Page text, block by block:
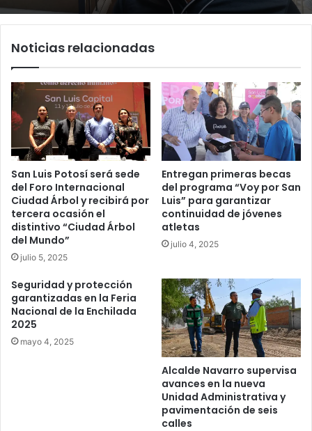
Noticias relacionadas
San Luis Potosí será sede
del Foro Internacional
Ciudad Árbol y recibirá por
tercera ocasión el
distintivo “Ciudad Árbol
del Mundo”
julio 5, 2025
Entregan primeras becas
del programa “Voy por San
Luis” para garantizar
continuidad de jóvenes
atletas
julio 4, 2025
Seguridad y protección
garantizadas en la Feria
Nacional de la Enchilada
2025
mayo 4, 2025
Alcalde Navarro supervisa
avances en la nueva
Unidad Administrativa y
pavimentación de seis
calles